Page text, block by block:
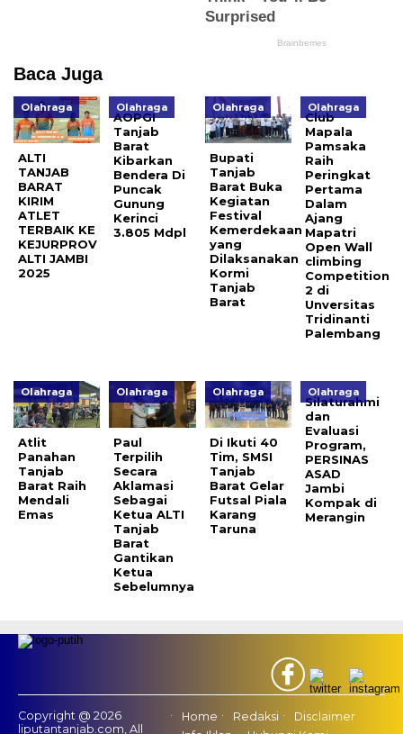
Baca Juga
Olahraga
ALTI
TANJAB
BARAT
KIRIM
ATLET
TERBAIK KE
KEJURPROV
ALTI JAMBI
2025
Olahraga
AOPGI
Tanjab
Barat
Kibarkan
Bendera Di
Puncak
Gunung
Kerinci
3.805 Mdpl
Olahraga
Bupati
Tanjab
Barat Buka
Kegiatan
Festival
Kemerdekaan
yang
Dilaksanakan
Kormi
Tanjab
Barat
Olahraga
Club
Mapala
Pamsaka
Raih
Peringkat
Pertama
Dalam
Ajang
Mapatri
Open Wall
climbing
Competition
2 di
Unversitas
Tridinanti
Palembang
Olahraga
Atlit
Panahan
Tanjab
Barat Raih
Mendali
Emas
Olahraga
Paul
Terpilih
Secara
Aklamasi
Sebagai
Ketua ALTI
Tanjab
Barat
Gantikan
Ketua
Sebelumnya
Olahraga
Di Ikuti 40
Tim, SMSI
Tanjab
Barat Gelar
Futsal Piala
Karang
Taruna
Olahraga
Silaturahmi
dan
Evaluasi
Program,
PERSINAS
ASAD
Jambi
Kompak di
Merangin
Copyright @ 2026
liputantanjab.com, All
Home Redaksi
Disclaimer